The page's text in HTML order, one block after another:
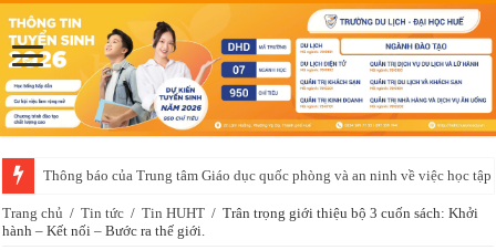
Thông báo của Trung tâm Giáo dục quốc phòng và an ninh về việc học
Trang chủ / Tin tức / Tin HUHT / Trân trọng giới thiệu bộ 3 cuốn sách: Khởi
hành – Kết nối – Bước ra thế giới.